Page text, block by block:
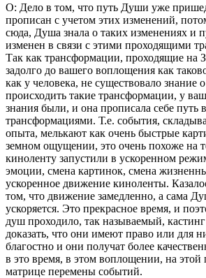
О: Дело в том, что путь Души уже
прописан с учетом этих изменений,
сюда, Душа знала о таких изменениях и
изменен в связи с этими проходящими
Так как трансформации, проходящие на
задолго до вашего воплощения как
как у человека, не существовало знание
происходить такие трансформации, у
знания были, и она прописала себе путь
трансформациями. Т.е. события,
опыта, мелькают как очень быстрые
земном ощущении, это очень похоже на
киноленту запустили в ускоренном
эмоции, смена картинок, смена
ускоренное движение киноленты.
том, что движение замедленно, а сама
ускоряется. Это прекрасное время, и
душ проходило, так называемый,
доказать, что они имеют право или для
благостно и они получат более
в это время, в этом воплощении, на этой
матрице перемены событий.